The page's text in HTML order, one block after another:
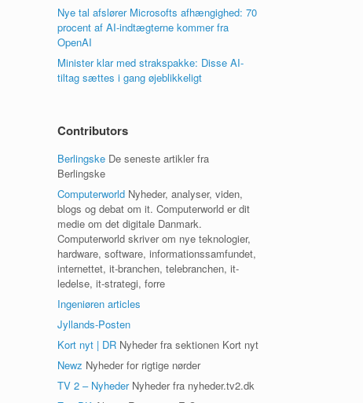
Nye tal afslører Microsofts afhængighed: 70
procent af AI-indtægterne kommer fra
OpenAI
Minister klar med strakspakke: Disse AI-
tiltag sættes i gang øjeblikkeligt
Contributors
Berlingske De seneste artikler fra
Berlingske
Computerworld Nyheder, analyser, viden,
blogs og debat om it. Computerworld er dit
medie om det digitale Danmark.
Computerworld skriver om nye teknologier,
hardware, software, informationssamfundet,
internettet, it-branchen, telebranchen, it-
ledelse, it-strategi, forre
Ingeniøren articles
Jyllands-Posten
Kort nyt | DR Nyheder fra sektionen Kort nyt
Newz Nyheder for rigtige nørder
TV 2 – NyhederNyheder fra nyheder.tv2.dk